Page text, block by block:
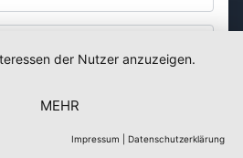
der Nutzer anzuzeigen.
MEHR
Impressum Datenschutzerklärung